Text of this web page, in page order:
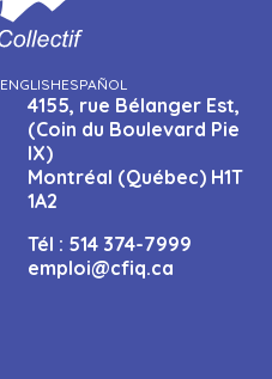
ENGLISHESPAÑOL
4155, rue Bélanger Est,
(Coin du Boulevard Pie
IX)
Montréal (Québec) H1T
1A2
Tél : 514 374-7999
emploi@cfiq.ca